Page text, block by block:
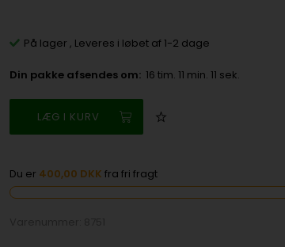
På lager , Leveres i løbet af 1-2 dage
Din pakke afsendes om: 16 tim. 11 min. 11 sek.
Du er 400,00 DKK fra fri fragt